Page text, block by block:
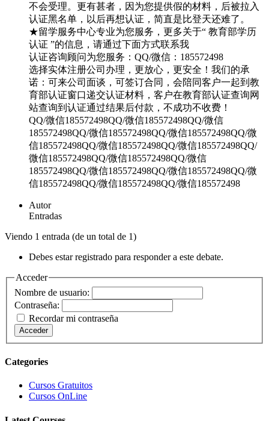
不会受理。更有甚者，因为您提供假的材料，后被拉入
认证黑名单，以后再想认证，简直是比登天还难了。
★留学服务中心专业为您服务，更多关于“ 教育部学历
认证 ”的信息，请通过下面方式联系我
认证咨询顾问为您服务：QQ/微信：185572498
选择实体注册公司办理，更放心，更安全！我们的承
诺：可来公司面谈，可签订合同，会陪同客户一起到教
育部认证窗口递交认证材料，客户在教育部认证查询网
站查询到认证通过结果后付款，不成功不收费！
QQ/微信185572498QQ/微信185572498QQ/微信
185572498QQ/微信185572498QQ/微信185572498QQ/微
信185572498QQ/微信185572498QQ/微信185572498QQ/
微信185572498QQ/微信185572498QQ/微信
185572498QQ/微信185572498QQ/微信185572498QQ/微
信185572498QQ/微信185572498QQ/微信185572498
Autor
Entradas
Viendo 1 entrada (de un total de 1)
Debes estar registrado para responder a este debate.
Acceder
Nombre de usuario:
Contraseña:
Recordar mi contraseña
Acceder
Categories
Cursos Gratuitos
Cursos OnLine